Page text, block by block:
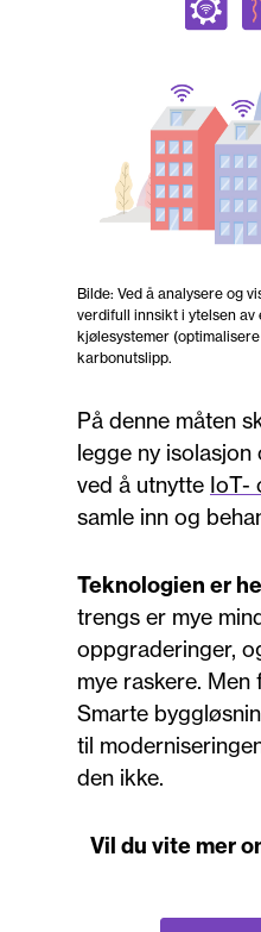
Bilde: Ved å analysere og
verdifull innsikt i ytelsen av
kjølesystemer
karbonutslipp.
På denne måten
legge ny isolasjon
ved å utnytte IoT-
samle inn og
Teknologien er
trengs er mye
oppgraderinger,
mye raskere.
Smarte
til
den ikke.
Vil du vite mer